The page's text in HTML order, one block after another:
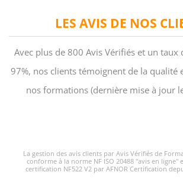
LES AVIS DE NOS
Avec plus de 800 Avis Vérifiés et un taux
97%, nos clients témoignent de la qualité
nos formations (dernière mise à jour
La gestion des avis clients par Avis Vérifiés de
conforme à la norme NF ISO 20488 "avis en ligne"
certification NF522 V2 par AFNOR Certification